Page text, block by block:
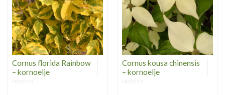
Cornus florida Rainbow
– kornoelje
HEESTER
Cornus kousa chinensis
– kornoelje
HEESTER